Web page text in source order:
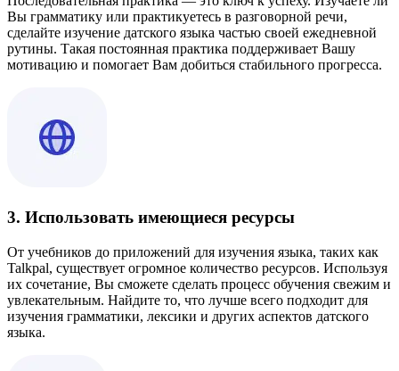
Вы грамматику или практикуетесь в разговорной речи,
сделайте изучение датского языка частью своей ежедневной
рутины. Такая постоянная практика поддерживает Вашу
мотивацию и помогает Вам добиться стабильного прогресса.
3. Использовать имеющиеся ресурсы
От учебников до приложений для изучения языка, таких как
Talkpal, существует огромное количество ресурсов. Используя
их сочетание, Вы сможете сделать процесс обучения свежим и
увлекательным. Найдите то, что лучше всего подходит для
изучения грамматики, лексики и других аспектов датского
языка.